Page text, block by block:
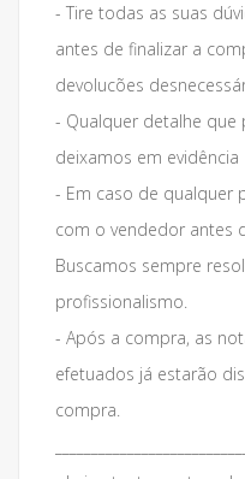
- Tire todas as suas
antes de finalizar a
devolucões
- Qualquer detalhe que
deixamos em evidência
- Em caso de qualquer
com o vendedor antes
Buscamos sempre
profissionalismo.
- Após a compra, as
efetuados já estarão
compra.